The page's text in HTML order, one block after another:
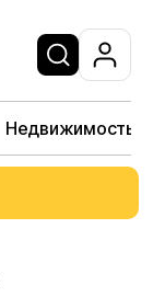
Недвижимость